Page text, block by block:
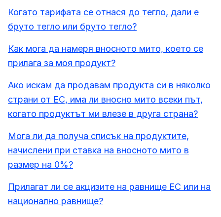
Когато тарифата се отнася до тегло, дали е
бруто тегло или бруто тегло?
Как мога да намеря вносното мито, което се
прилага за моя продукт?
Ако искам да продавам продукта си в няколко
страни от ЕС, има ли вносно мито всеки път,
когато продуктът ми влезе в друга страна?
Мога ли да получа списък на продуктите,
начислени при ставка на вносното мито в
размер на 0%?
Прилагат ли се акцизите на равнище ЕС или на
национално равнище?